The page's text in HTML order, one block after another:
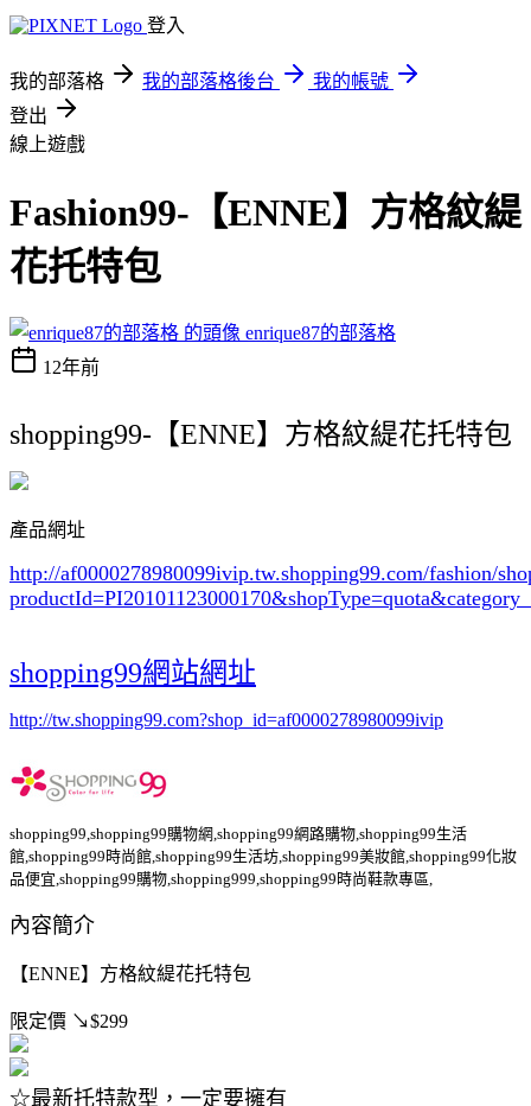
登入
我的部落格 我的部落格後台
我的帳號
登出
線上遊戲
Fashion99-【ENNE】方格紋緹
花托特包
enrique87的部落格
12年前
shopping99-【ENNE】方格紋緹花托特包
產品網址
http://af0000278980099ivip.tw.shopping99.com/fashion/
shopping99網站網址
http://tw.shopping99.com?shop_id=af0000278980099ivip
shopping99,shopping99購物網,shopping99網路購物,shopping99生活
館,shopping99時尚館,shopping99生活坊,shopping99美妝館,shopping99化妝
品便宜,shopping99購物,shopping999,shopping99時尚鞋款專區,
內容簡介
【ENNE】方格紋緹花托特包
限定價 ↘$299
☆最新托特款型，一定要擁有